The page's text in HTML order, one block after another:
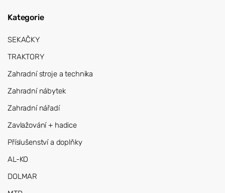
Kategorie
SEKAČKY
TRAKTORY
Zahradní stroje a technika
Zahradní nábytek
Zahradní nářadí
Zavlažování + hadice
Příslušenství a doplňky
AL-KO
DOLMAR